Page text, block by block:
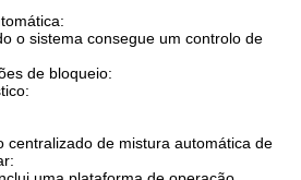
o sistema consegue um controlo de
de bloqueio:
centralizado de mistura automática de